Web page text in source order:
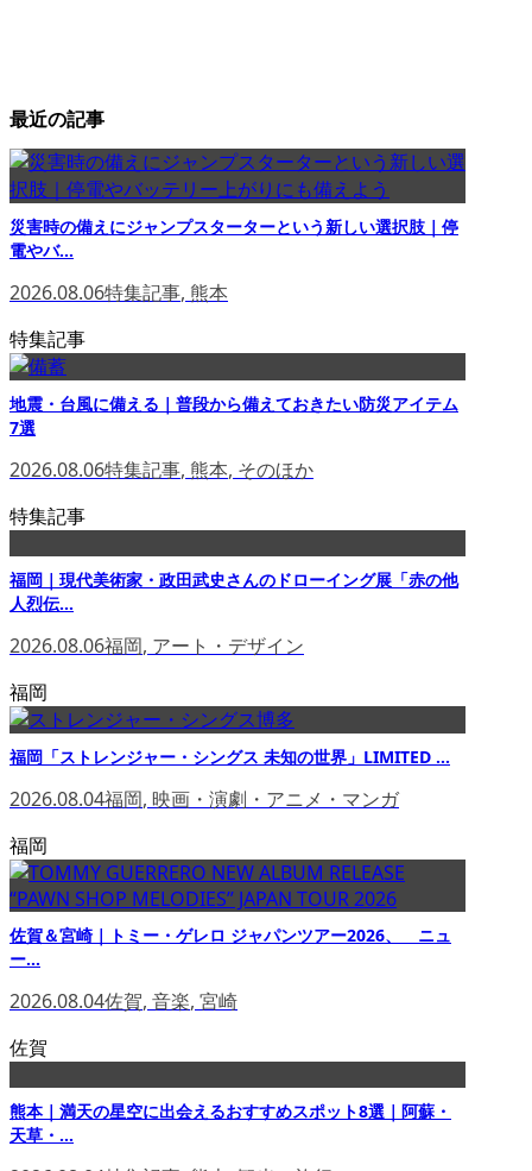
最近の記事
災害時の備えにジャンプスターターという新しい選択肢｜停
電やバ...
2026.08.06特集記事, 熊本
特集記事
地震・台風に備える｜普段から備えておきたい防災アイテム
7選
2026.08.06特集記事, 熊本, そのほか
特集記事
福岡｜現代美術家・政田武史さんのドローイング展「赤の他
人烈伝...
2026.08.06福岡, アート・デザイン
福岡
福岡「ストレンジャー・シングス 未知の世界」LIMITED ...
2026.08.04福岡, 映画・演劇・アニメ・マンガ
福岡
佐賀＆宮崎｜トミー・ゲレロ ジャパンツアー2026、 ニュ
ー...
2026.08.04佐賀, 音楽, 宮崎
佐賀
熊本｜満天の星空に出会えるおすすめスポット8選｜阿蘇・
天草・...